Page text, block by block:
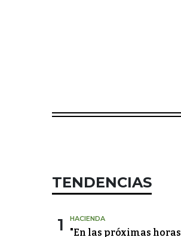
TENDENCIAS
1 HACIENDA
"En las próximas horas